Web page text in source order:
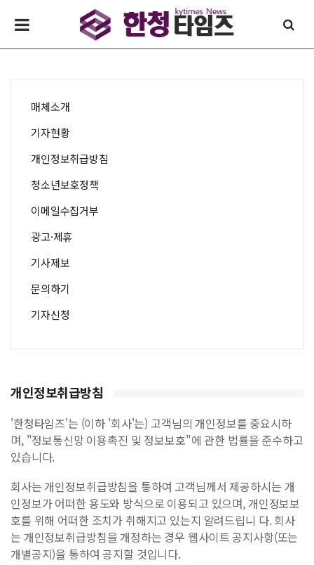
매체소개
기자현황
개인정보취급방침
청소년보호정책
이메일수집거부
광고·제휴
기사제보
문의하기
기자신청
개인정보취급방침
'한청타임즈'는 (이하 '회사'는) 고객님의 개인정보를 중요시하
며, "정보통신망 이용촉진 및 정보보호"에 관한 법률을 준수하고
있습니다.
회사는 개인정보취급방침을 통하여 고객님께서 제공하시는 개
인정보가 어떠한 용도와 방식으로 이용되고 있으며, 개인정보보
호를 위해 어떠한 조치가 취해지고 있는지 알려드립니 다. 회사
는 개인정보취급방침을 개정하는 경우 웹사이트 공지사항(또는
개별공지)을 통하여 공지할 것입니다.